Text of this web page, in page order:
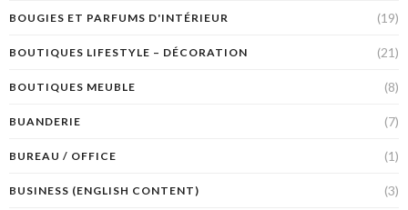
BOUGIES ET PARFUMS D'INTÉRIEUR (19)
BOUTIQUES LIFESTYLE – DÉCORATION (21)
BOUTIQUES MEUBLE (8)
BUANDERIE (7)
BUREAU / OFFICE (1)
BUSINESS (ENGLISH CONTENT) (3)